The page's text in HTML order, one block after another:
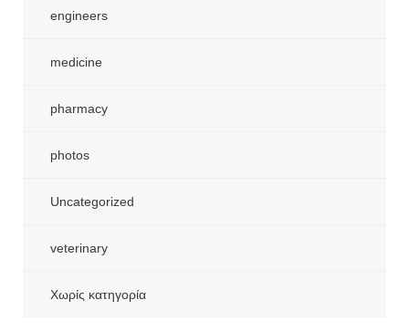
engineers
medicine
pharmacy
photos
Uncategorized
veterinary
Χωρίς κατηγορία